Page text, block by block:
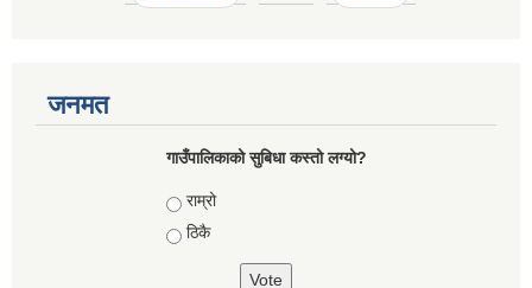
जनमत
गाउँपालिकाको सुबिधा कस्तो लग्यो?
Choices
राम्रो
ठिकै